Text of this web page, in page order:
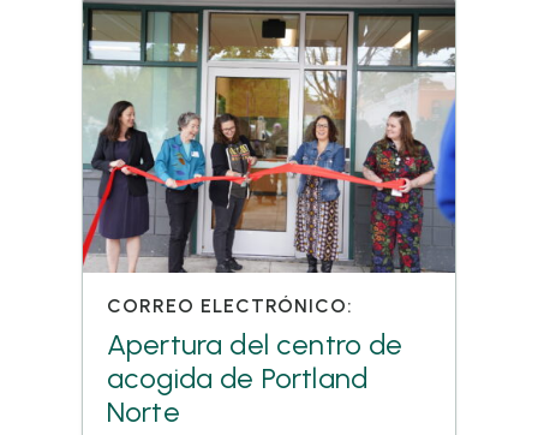
CORREO ELECTRÓNICO:
Apertura del centro de
acogida de Portland
Norte